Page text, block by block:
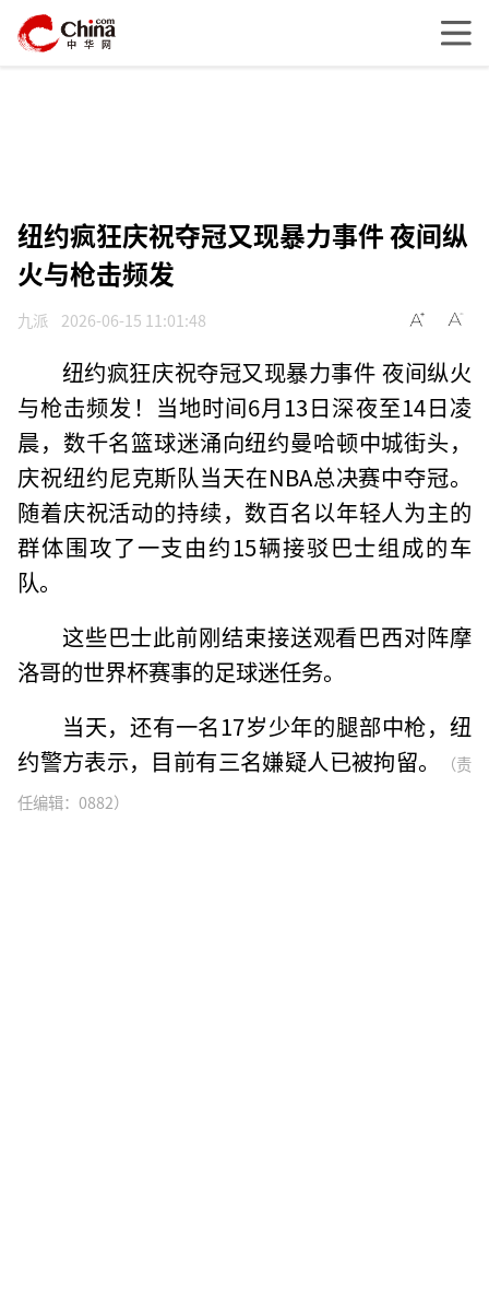
纽约疯狂庆祝夺冠又现暴力事件 夜间纵
火与枪击频发
九派 2026-06-15 11:01:48
纽约疯狂庆祝夺冠又现暴力事件 夜间纵火
与枪击频发！当地时间6月13日深夜至14日凌
晨，数千名篮球迷涌向纽约曼哈顿中城街头，
庆祝纽约尼克斯队当天在NBA总决赛中夺冠。
随着庆祝活动的持续，数百名以年轻人为主的
群体围攻了一支由约15辆接驳巴士组成的车
队。
这些巴士此前刚结束接送观看巴西对阵摩
洛哥的世界杯赛事的足球迷任务。
当天，还有一名17岁少年的腿部中枪，纽
约警方表示，目前有三名嫌疑人已被拘留。
（责
任编辑：0882）